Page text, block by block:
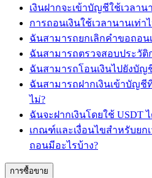
เงินฝากจะเข้าบัญชีใช้เวลาน
การถอนเงินใช้เวลานานเท่า
ฉันสามารถยกเลิกคำขอถอน
ฉันสามารถตรวจสอบประวัติ
ฉันสามารถโอนเงินไปยังบั
ฉันสามารถฝากเงินเข้าบัญ
ไม่?
ฉันจะฝากเงินโดยใช้ USDT
เกณฑ์และเงื่อนไขสำหรับยก
ถอนมีอะไรบ้าง?
การซื้อขาย